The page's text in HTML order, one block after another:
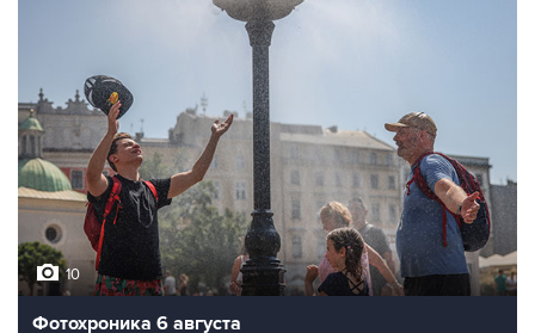
10
Фотохроника 6 августа